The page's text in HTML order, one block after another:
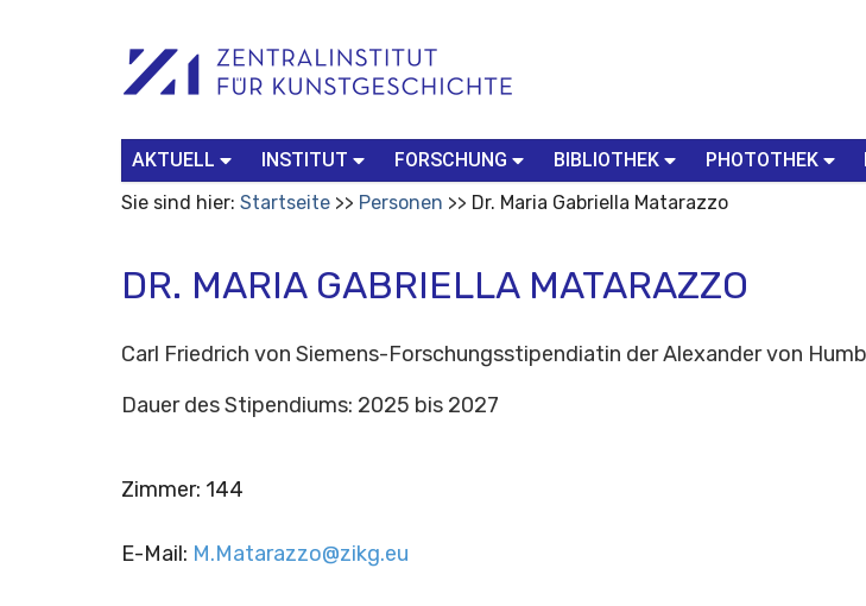
Werkzeuge
Search…
AKTUELL INSTITUT FORSCHUNG BIBLIOTHEK PHOTOTHEK
Sie sind hier: Startseite Personen Dr. Maria Gabriella Matarazzo
DR. MARIA GABRIELLA MATARAZZO
Carl Friedrich von Siemens-Forschungsstipendiatin der Alexander von
Dauer des Stipendiums: 2025 bis 2027
Zimmer: 144
E-Mail: M.Matarazzo@zikg.eu